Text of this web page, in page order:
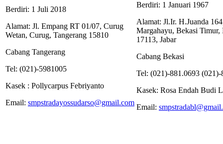
Berdiri: 1 Juli 2018
Alamat: Jl. Empang RT 01/07, Curug
Wetan, Curug, Tangerang 15810
Cabang Tangerang
Tel: (021)-5981005
Kasek : Pollycarpus Febriyanto
Email: smpstradayossudarso@gmail.com
Berdiri: 1 Januari 1967
Alamat: Jl.Ir. H.Juanda
Margahayu, Bekasi Timur,
17113, Jabar
Cabang Bekasi
Tel: (021)-881.0693 (021)-
Kasek: Rosa Endah Budi
Email: